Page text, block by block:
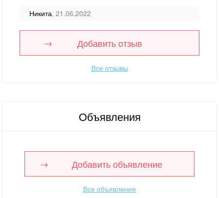
Никита, 21.06.2022
Добавить отзыв
Все отзывы
Объявления
Добавить объявление
Все объявления